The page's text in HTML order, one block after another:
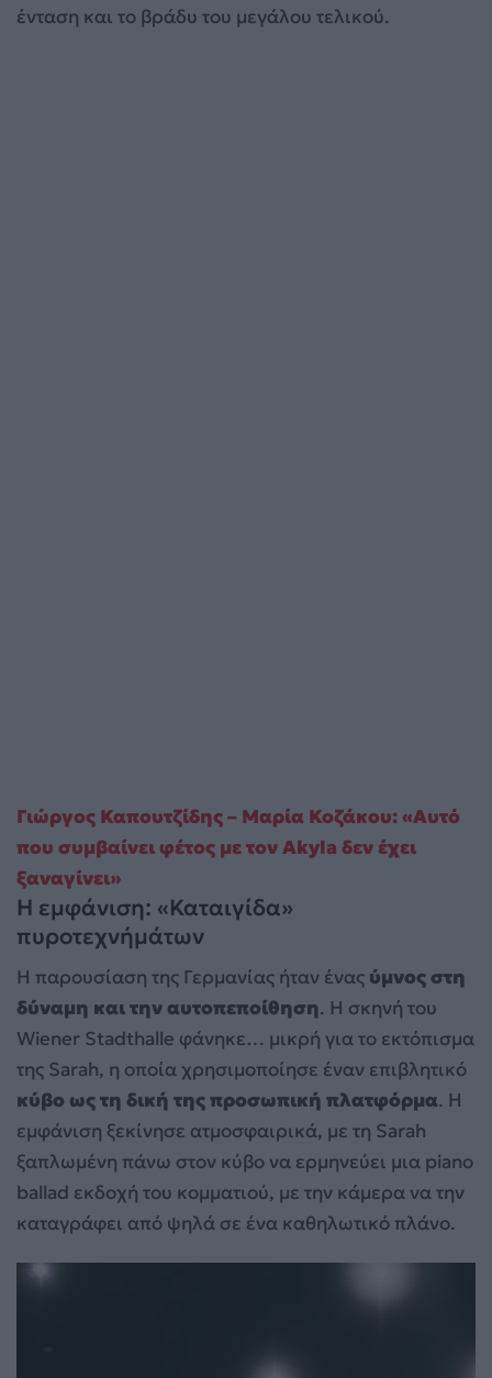
ένταση και το βράδυ του μεγάλου τελικού.
Γιώργος Καπουτζίδης – Μαρία Κοζάκου: «Αυτό
που συμβαίνει φέτος με τον Akyla δεν έχει
ξαναγίνει»
Η εμφάνιση: «Καταιγίδα»
πυροτεχνήμάτων
Η παρουσίαση της Γερμανίας ήταν ένας ύμνος στη
δύναμη και την αυτοπεποίθηση. Η σκηνή του
Wiener Stadthalle φάνηκε… μικρή για το εκτόπισμα
της Sarah, η οποία χρησιμοποίησε έναν επιβλητικό
κύβο ως τη δική της προσωπική πλατφόρμα. Η
εμφάνιση ξεκίνησε ατμοσφαιρικά, με τη Sarah
ξαπλωμένη πάνω στον κύβο να ερμηνεύει μια piano
ballad εκδοχή του κομματιού, με την κάμερα να την
καταγράφει από ψηλά σε ένα καθηλωτικό πλάνο.